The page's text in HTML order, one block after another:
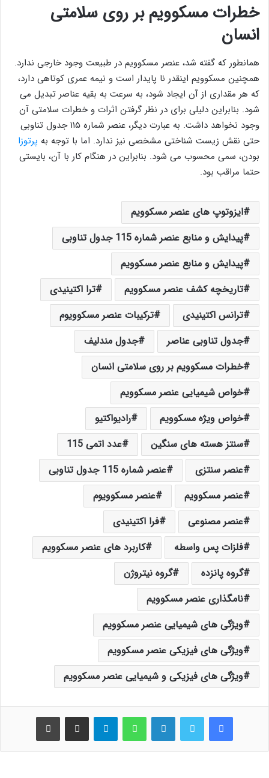
خطرات مسکوویم بر روی سلامتی
انسان
همانطور که گفته شد، عنصر مسکوویم در طبیعت وجود خارجی ندارد.
همچنین مسکوویم اینقدر نا پایدار است و نیمه عمری کوتاهی دارد،
که هر مقداری از آن ایجاد شود، به سرعت به بقیه عناصر تبدیل می
شود. بنابراین دلیلی برای در نظر گرفتن اثرات و خطرات سلامتی آن
وجود نخواهد داشت. به عبارت دیگر، عنصر شماره ۱۱۵ جدول تناوبی
حتی نقش زیست‌ شناختی مشخصی نیز ندارد. اما با توجه به پرتوزا
بودن، سمی محسوب می شود. بنابراین در هنگام کار با آن، بایستی
حتما مراقب بود.
ایزوتوپ های عنصر مسکوویم
پیدایش و منابع عنصر شماره 115 جدول تناوبی
پیدایش و منابع عنصر مسکوویم
تاریخچه کشف عنصر مسکوویم
ترا اکتینیدی
ترانس اکتینیدی
ترکیبات عنصر مسکوویوم
جدول تناوبی عناصر
جدول مندلیف
خطرات مسکوویم بر روی سلامتی انسان
خواص شیمیایی عنصر مسکوویم
خواص ویژه مسکوویم
راديواكتيو
سنتز هسته های سنگین
عدد اتمی 115
عنصر سنتزی
عنصر شماره 115 جدول تناوبی
عنصر مسکوویم
عنصر مسکوویوم
عنصر مصنوعی
فرا اکتینیدی
فلزات پس واسطه
کاربرد های عنصر مسکوویم
گروه پانزده
گروه نیتروژن
نامگذاری عنصر مسکوویم
ویژگی های شیمیایی عنصر مسکوویم
ویژگی های فیزیکی عنصر مسکوویم
ویژگی های فیزیکی و شیمیایی عنصر مسکوویم
فیس بوک لینکدین واتس آپ اشتراک گذاری از طریق ایمیل